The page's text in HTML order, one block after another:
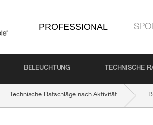
PROFESSIONAL
BELEUCHTUNG TECHNISCHE
Technische Ratschläge nach Aktivität